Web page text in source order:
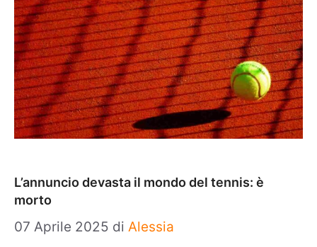
L’annuncio devasta il mondo del tennis: è
morto
07 Aprile 2025 di Alessia